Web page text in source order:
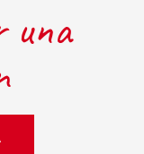
una